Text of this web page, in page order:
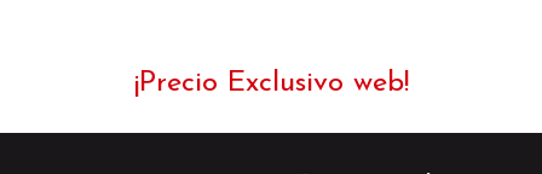
¡Precio Exclusivo web!